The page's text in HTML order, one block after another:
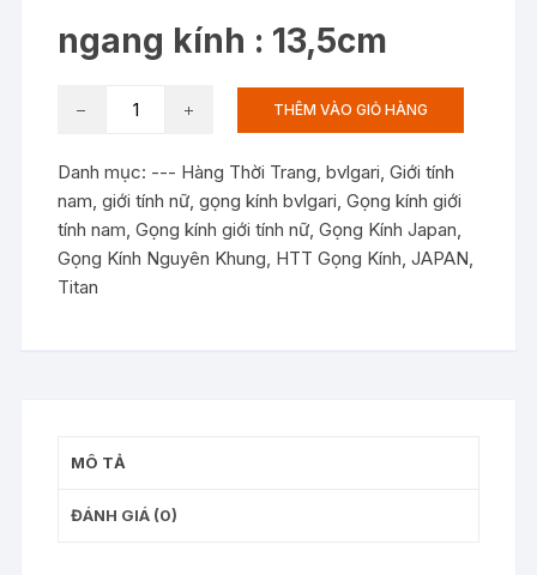
ngang kính : 13,5cm
KC8499:
BVLGARI
BV1037T
467
size
IN
THÊM VÀO GIỎ HÀNG
Danh mục: --- Hàng Thời Trang,bvlgari,Giới tính
nam,giới tính nữ,gọng kính bvlgari,Gọng kính giới
tính nam,Gọng kính giới tính nữ,Gọng Kính Japan,
Gọng Kính Nguyên Khung, HTT Gọng Kính,JAPAN,
Titan
MÔ TẢ
ĐÁNH GIÁ (0)